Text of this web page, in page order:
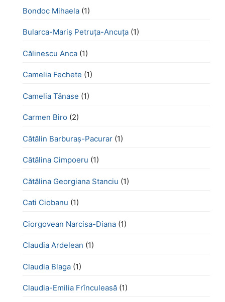
Bondoc Mihaela (1)
Bularca-Mariș Petruța-Ancuța (1)
Călinescu Anca (1)
Camelia Fechete (1)
Camelia Tănase (1)
Carmen Biro (2)
Cătălin Barburaș-Pacurar (1)
Cătălina Cimpoeru (1)
Cătălina Georgiana Stanciu (1)
Cati Ciobanu (1)
Ciorgovean Narcisa-Diana (1)
Claudia Ardelean (1)
Claudia Blaga (1)
Claudia-Emilia Frînculeasă (1)